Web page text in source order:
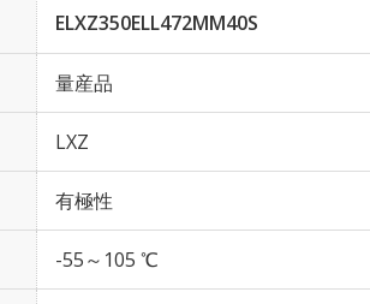
ELXZ350ELL472MM40S
量産品
LXZ
有極性
-55～105 ℃